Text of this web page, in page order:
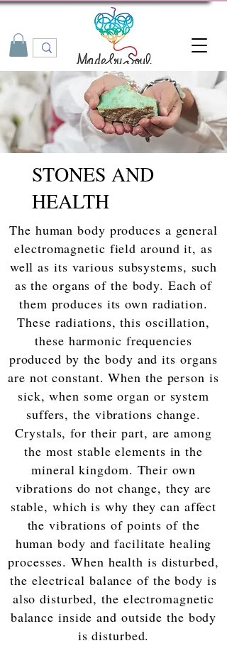
STONES AND
HEALTH
The human body produces a general
electromagnetic field around it, as
well as its various subsystems, such
as the organs of the body. Each of
them produces its own radiation.
These radiations, this oscillation,
these harmonic frequencies
produced by the body and its organs
are not constant. When the person is
sick, when some organ or system
suffers, the vibrations change.
Crystals, for their part, are among
the most stable elements in the
mineral kingdom. Their own
vibrations do not change, they are
stable, which is why they can affect
the vibrations of points of the
human body and facilitate healing
processes. When health is disturbed,
the electrical balance of the body is
also disturbed, the electromagnetic
balance inside and outside the body
is disturbed.